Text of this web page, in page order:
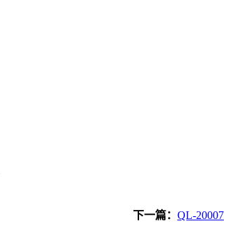
下一篇： QL-20007